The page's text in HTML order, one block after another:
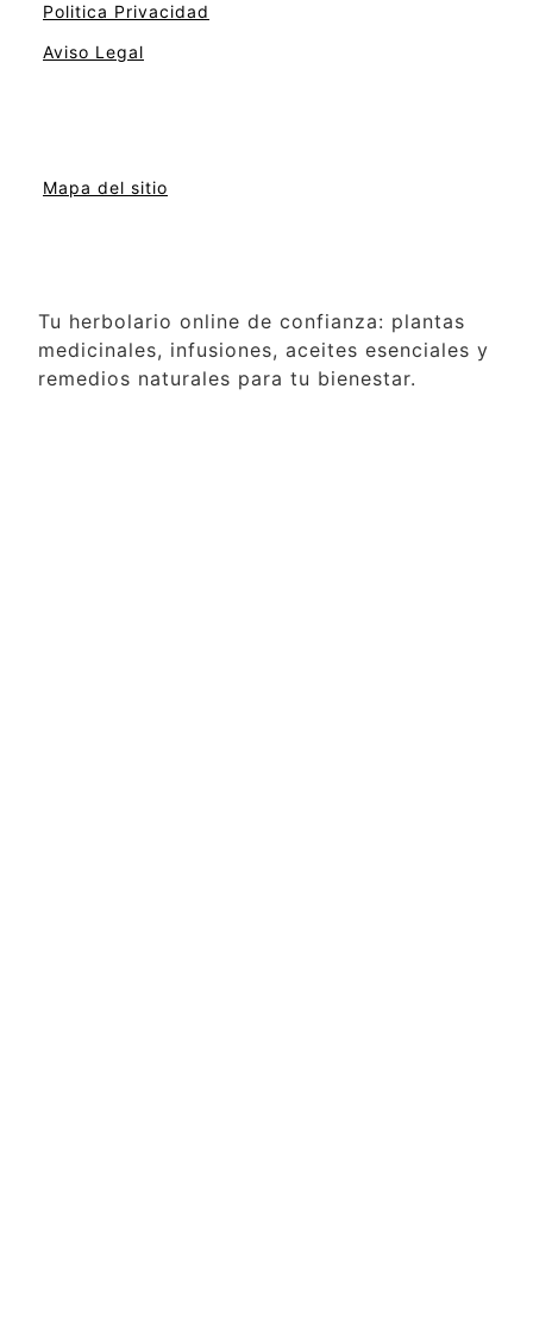
Politica Privacidad
Aviso Legal
Mapa del sitio
Tu herbolario online de confianza: plantas
medicinales, infusiones, aceites esenciales y
remedios naturales para tu bienestar.